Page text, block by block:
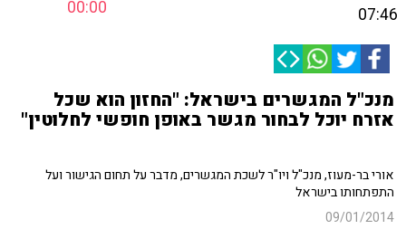
00:00 07:46
מנכ"ל המגשרים בישראל: "החזון הוא שכל
אזרח יוכל לבחור מגשר באופן חופשי לחלוטין"
אורי בר-מעוז, מנכ"ל ויו"ר לשכת המגשרים, מדבר על תחום הגישור ועל
התפתחותו בישראל
09/01/2014